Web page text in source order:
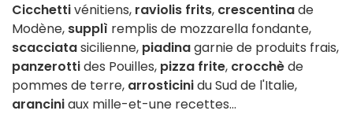
Cicchettivénitiens, raviolis frits, crescentinade
Modène, supplì remplis de mozzarella fondante,
scacciatasicilienne, piadinagarnie de produits frais,
panzerottides Pouilles, pizza frite, crocchède
pommes de terre, arrosticinidu Sud de l'Italie,
aranciniaux mille-et-une recettes...